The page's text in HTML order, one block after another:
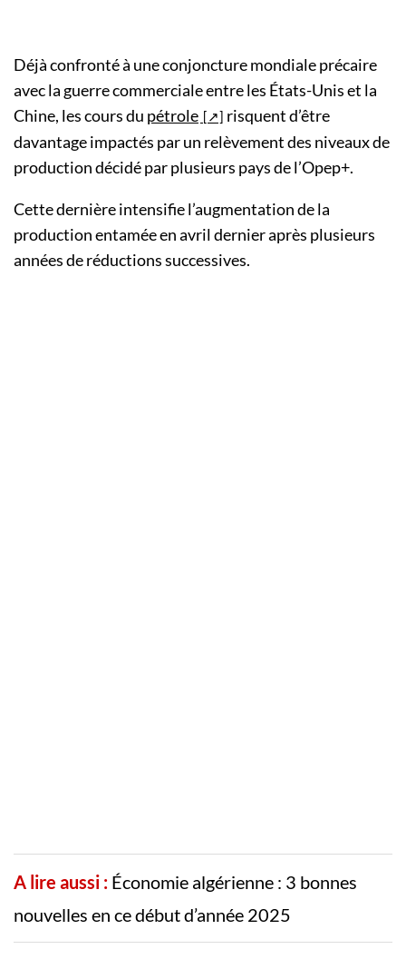
Déjà confronté à une conjoncture mondiale précaire
avec la guerre commerciale entre les États-Unis et la
Chine, les cours du pétrole
risquent d’être
davantage impactés par un relèvement des niveaux de
production décidé par plusieurs pays de l’Opep+.
Cette dernière intensifie l’augmentation de la
production entamée en avril dernier après plusieurs
années de réductions successives.
A lire aussi : Économie algérienne : 3 bonnes
nouvelles en ce début d’année 2025